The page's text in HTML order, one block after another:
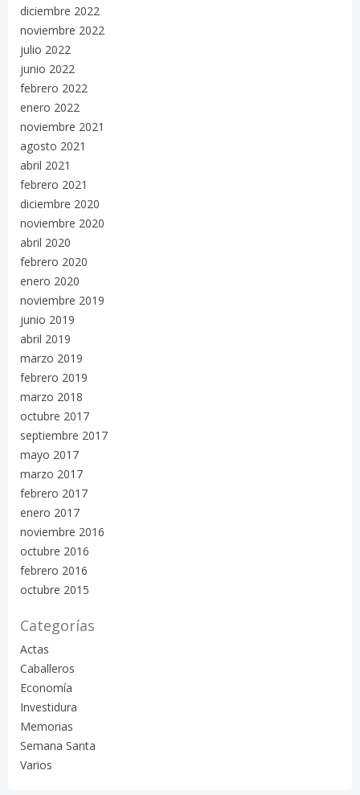
diciembre 2022
noviembre 2022
julio 2022
junio 2022
febrero 2022
enero 2022
noviembre 2021
agosto 2021
abril 2021
febrero 2021
diciembre 2020
noviembre 2020
abril 2020
febrero 2020
enero 2020
noviembre 2019
junio 2019
abril 2019
marzo 2019
febrero 2019
marzo 2018
octubre 2017
septiembre 2017
mayo 2017
marzo 2017
febrero 2017
enero 2017
noviembre 2016
octubre 2016
febrero 2016
octubre 2015
Categorías
Actas
Caballeros
Economía
Investidura
Memorias
Semana Santa
Varios